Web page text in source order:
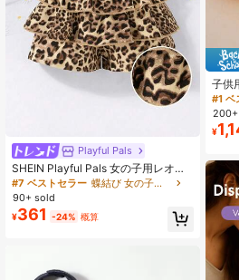
Playful Pals
SHEIN Playful Pals 女の子用レオパ
ード柄フリルヘムリボンデコレーシ
ョンスカートショーツ
#7 ベストセラー
蝶結び 女の子のベビーボトムス
90+ sold
¥361 -24% 概算
子供
トソ
女の
学
ド
#1 ベ
¥